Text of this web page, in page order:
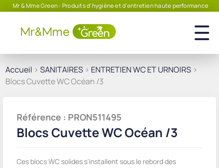
Mr & Mme Green : Produits d'hygiène et d'entretien haute performance
Accueil > SANITAIRES > ENTRETIEN WC ET URNOIRS >
Blocs Cuvette WC Océan /3
Référence : PRON511495
Blocs Cuvette WC Océan /3
Ces blocs WC solides s'installent sous le rebord des